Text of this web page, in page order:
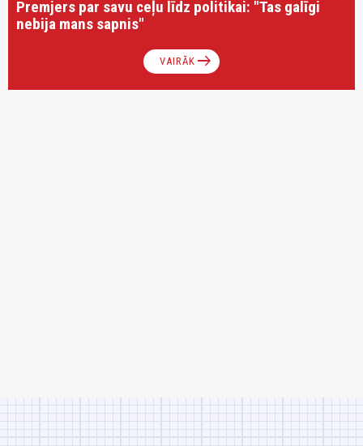
Premjers par savu ceļu līdz politikai: "Tas galīgi
nebija mans sapnis"
VAIRĀK arrow_right_alt